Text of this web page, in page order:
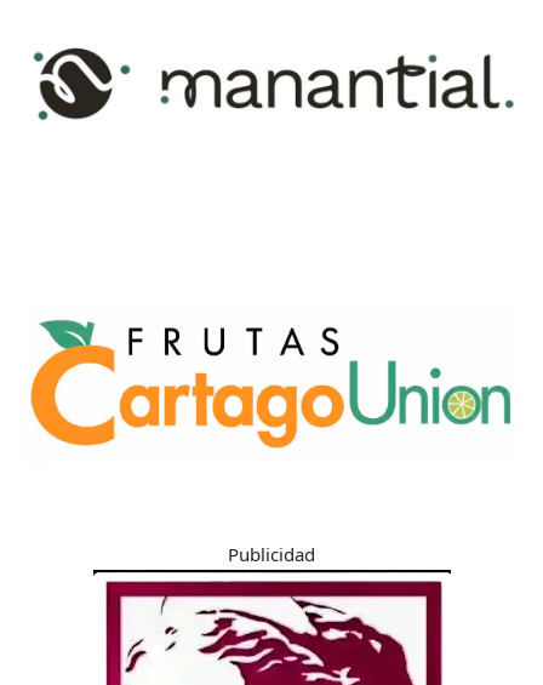
Publicidad